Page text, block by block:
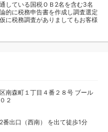
している国税ＯＢ2名を含む3名
的に税務申告書を作成し調査選定
に税務調査がありましてもお客様
南森町１丁目４番２８号 ブール
２
番出口（西南） を出て徒歩1分